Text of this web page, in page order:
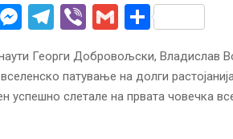
Messenger
Telegram
ViberGmailShare
Георги Добровољски, Владислав
патување на долги
успешно слетале на првата човечка